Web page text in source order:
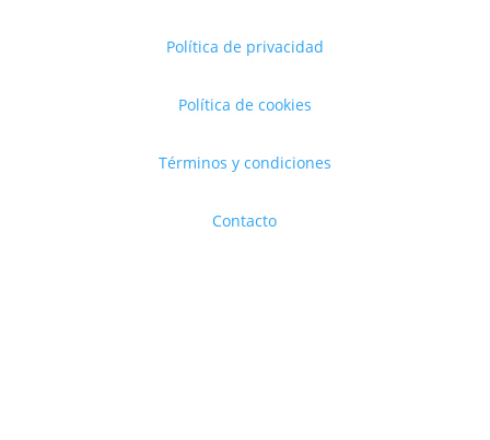
Política de privacidad
Política de cookies
Términos y condiciones
Contacto